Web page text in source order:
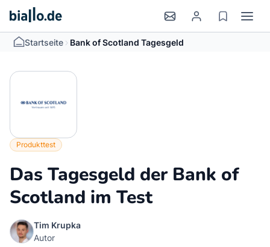
Startseite > Bank of Scotland Tagesgeld
Produkttest
Das Tagesgeld der Bank of
Scotland im Test
Tim Krupka
Autor